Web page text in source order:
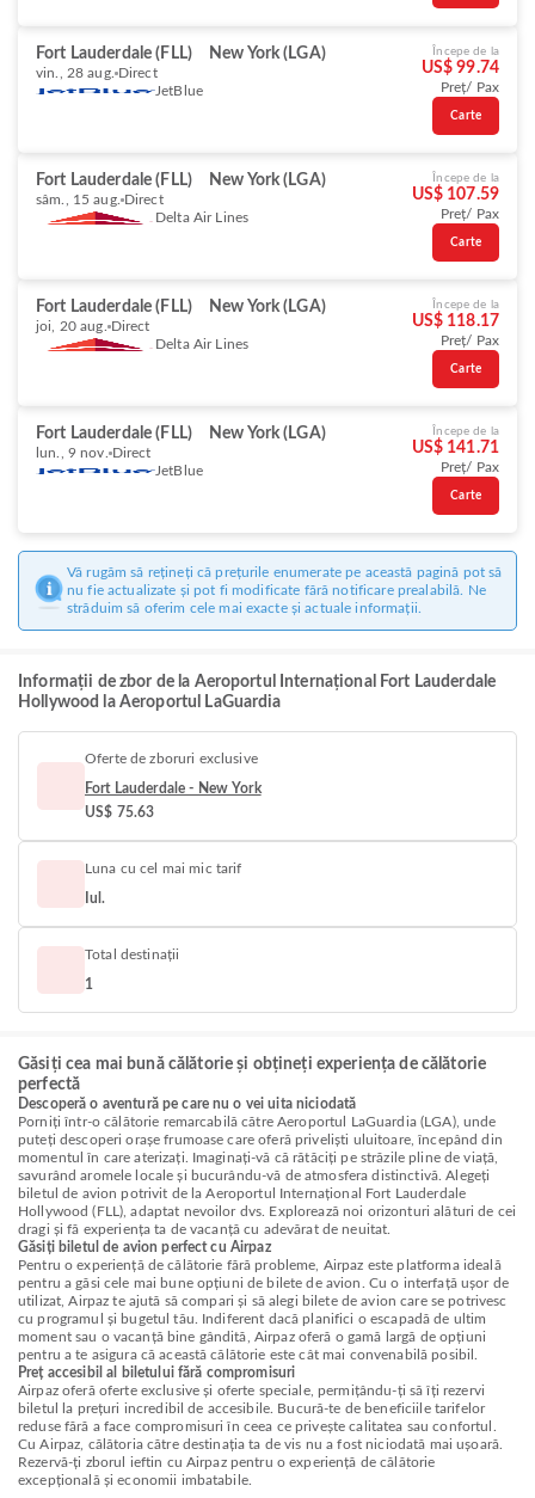
Fort Lauderdale (FLL) New York (LGA)
vin., 28 aug. Direct
JetBlue
Începe de la
US$ 99.74
Preț/ Pax
Carte
Fort Lauderdale (FLL) New York (LGA)
sâm., 15 aug. Direct
Delta Air Lines
Începe de la
US$ 107.59
Preț/ Pax
Carte
Fort Lauderdale (FLL) New York (LGA)
joi, 20 aug. Direct
Delta Air Lines
Începe de la
US$ 118.17
Preț/ Pax
Carte
Fort Lauderdale (FLL) New York (LGA)
lun., 9 nov. Direct
JetBlue
Începe de la
US$ 141.71
Preț/ Pax
Carte
Vă rugăm să rețineți că prețurile enumerate pe această pagină pot să
nu fie actualizate și pot fi modificate fără notificare prealabilă. Ne
străduim să oferim cele mai exacte și actuale informații.
Informații de zbor de la Aeroportul Internațional Fort Lauderdale
Hollywood la Aeroportul LaGuardia
Oferte de zboruri exclusive
Fort Lauderdale - New York
US$ 75.63
Luna cu cel mai mic tarif
Iul.
Total destinații
1
Găsiți cea mai bună călătorie și obțineți experiența de călătorie
perfectă
Descoperă o aventură pe care nu o vei uita niciodată
Porniți într-o călătorie remarcabilă către Aeroportul LaGuardia (LGA), unde
puteți descoperi orașe frumoase care oferă priveliști uluitoare, începând din
momentul în care aterizați. Imaginați-vă că rătăciți pe străzile pline de viață,
savurând aromele locale și bucurându-vă de atmosfera distinctivă. Alegeți
biletul de avion potrivit de la Aeroportul Internațional Fort Lauderdale
Hollywood (FLL), adaptat nevoilor dvs. Explorează noi orizonturi alături de cei
dragi și fă experiența ta de vacanță cu adevărat de neuitat.
Găsiți biletul de avion perfect cu Airpaz
Pentru o experiență de călătorie fără probleme, Airpaz este platforma ideală
pentru a găsi cele mai bune opțiuni de bilete de avion. Cu o interfață ușor de
utilizat, Airpaz te ajută să compari și să alegi bilete de avion care se potrivesc
cu programul și bugetul tău. Indiferent dacă planifici o escapadă de ultim
moment sau o vacanță bine gândită, Airpaz oferă o gamă largă de opțiuni
pentru a te asigura că această călătorie este cât mai convenabilă posibil.
Preț accesibil al biletului fără compromisuri
Airpaz oferă oferte exclusive și oferte speciale, permițându-ți să îți rezervi
biletul la prețuri incredibil de accesibile. Bucură-te de beneficiile tarifelor
reduse fără a face compromisuri în ceea ce privește calitatea sau confortul.
Cu Airpaz, călătoria către destinația ta de vis nu a fost niciodată mai ușoară.
Rezervă-ți zborul ieftin cu Airpaz pentru o experiență de călătorie
excepțională și economii imbatabile.